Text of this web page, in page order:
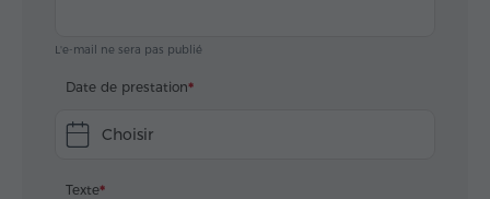
L'e-mail ne sera pas publié
Date de prestation
Choisir
Texte